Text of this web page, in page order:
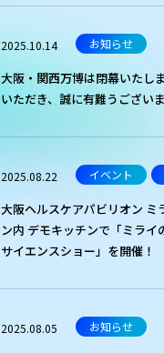
2025.10.14 お知らせ
大阪・関西万博は閉幕いたし
いただき、誠に有難うございま
2025.08.22 イベント
大阪ヘルスケアパビリオン ミ
ン内 デモキッチンで「ミライ
サイエンスショー」を開催！
2025.08.05 お知らせ